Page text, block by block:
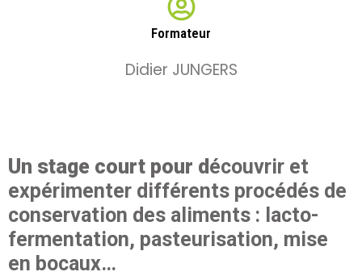
Formateur
Didier JUNGERS
Un stage court pour d écouvrir et
expérimenter différents procédés de
conservation des aliments : lacto-
fermentation, pasteurisation, mise
en bocaux…